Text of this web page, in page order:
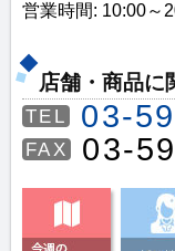
営業時間: 10:00～
店舗・商品に
TEL 03-
FAX 03-